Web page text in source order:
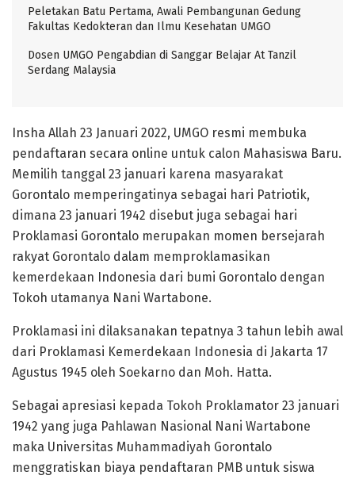
Peletakan Batu Pertama, Awali Pembangunan Gedung
Fakultas Kedokteran dan Ilmu Kesehatan UMGO
Dosen UMGO Pengabdian di Sanggar Belajar At Tanzil
Serdang Malaysia
Insha Allah 23 Januari 2022, UMGO resmi membuka
pendaftaran secara online untuk calon Mahasiswa Baru.
Memilih tanggal 23 januari karena masyarakat
Gorontalo memperingatinya sebagai hari Patriotik,
dimana 23 januari 1942 disebut juga sebagai hari
Proklamasi Gorontalo merupakan momen bersejarah
rakyat Gorontalo dalam memproklamasikan
kemerdekaan Indonesia dari bumi Gorontalo dengan
Tokoh utamanya Nani Wartabone.
Proklamasi ini dilaksanakan tepatnya 3 tahun lebih awal
dari Proklamasi Kemerdekaan Indonesia di Jakarta 17
Agustus 1945 oleh Soekarno dan Moh. Hatta.
Sebagai apresiasi kepada Tokoh Proklamator 23 januari
1942 yang juga Pahlawan Nasional Nani Wartabone
maka Universitas Muhammadiyah Gorontalo
menggratiskan biaya pendaftaran PMB untuk siswa